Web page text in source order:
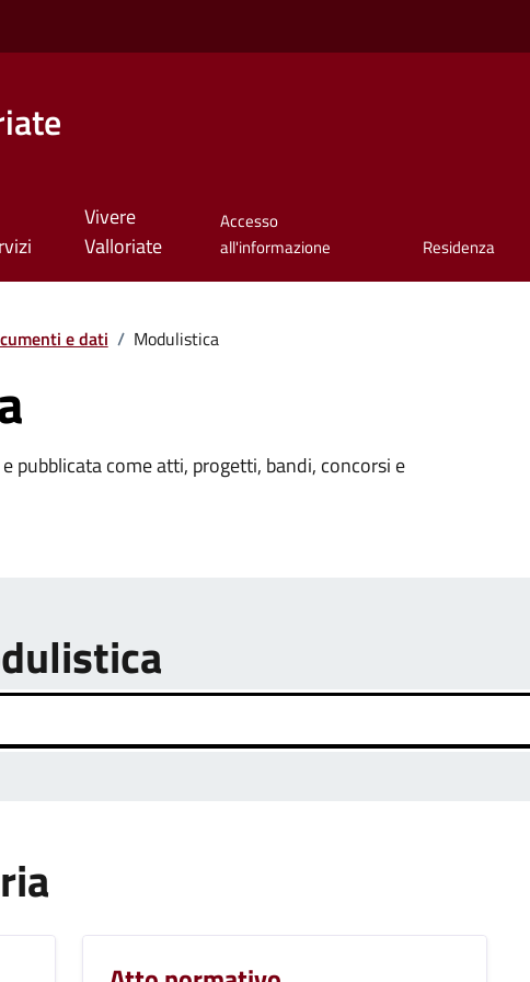
Vivere
Valloriate
Accesso
all'informazione
Residenza
e dati / Modulistica
pubblicata come atti, progetti, bandi, concorsi e